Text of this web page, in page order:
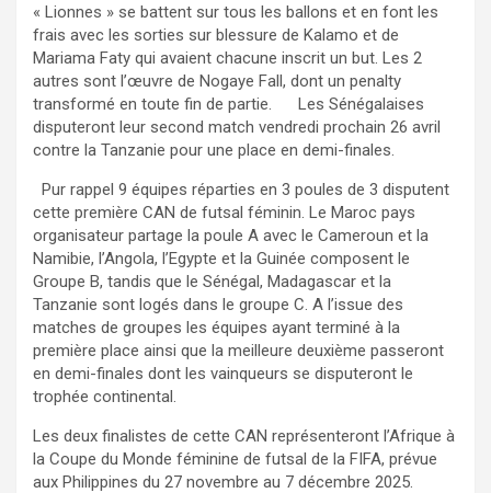
« Lionnes » se battent sur tous les ballons et en font les
frais avec les sorties sur blessure de Kalamo et de
Mariama Faty qui avaient chacune inscrit un but. Les 2
autres sont l’œuvre de Nogaye Fall, dont un penalty
transformé en toute fin de partie. Les Sénégalaises
disputeront leur second match vendredi prochain 26 avril
contre la Tanzanie pour une place en demi-finales.
Pur rappel 9 équipes réparties en 3 poules de 3 disputent
cette première CAN de futsal féminin. Le Maroc pays
organisateur partage la poule A avec le Cameroun et la
Namibie, l’Angola, l’Egypte et la Guinée composent le
Groupe B, tandis que le Sénégal, Madagascar et la
Tanzanie sont logés dans le groupe C. A l’issue des
matches de groupes les équipes ayant terminé à la
première place ainsi que la meilleure deuxième passeront
en demi-finales dont les vainqueurs se disputeront le
trophée continental.
Les deux finalistes de cette CAN représenteront l’Afrique à
la Coupe du Monde féminine de futsal de la FIFA, prévue
aux Philippines du 27 novembre au 7 décembre 2025.